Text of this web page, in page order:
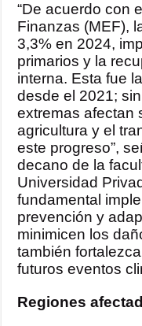
“De acuerdo con
Finanzas (MEF),
3,3% en 2024,
primarios y la
interna. Esta fue
desde el 2021;
extremas afectan
agricultura y el
este progreso”,
decano de la
Universidad
fundamental
prevención y
minimicen los
también
futuros eventos
Regiones